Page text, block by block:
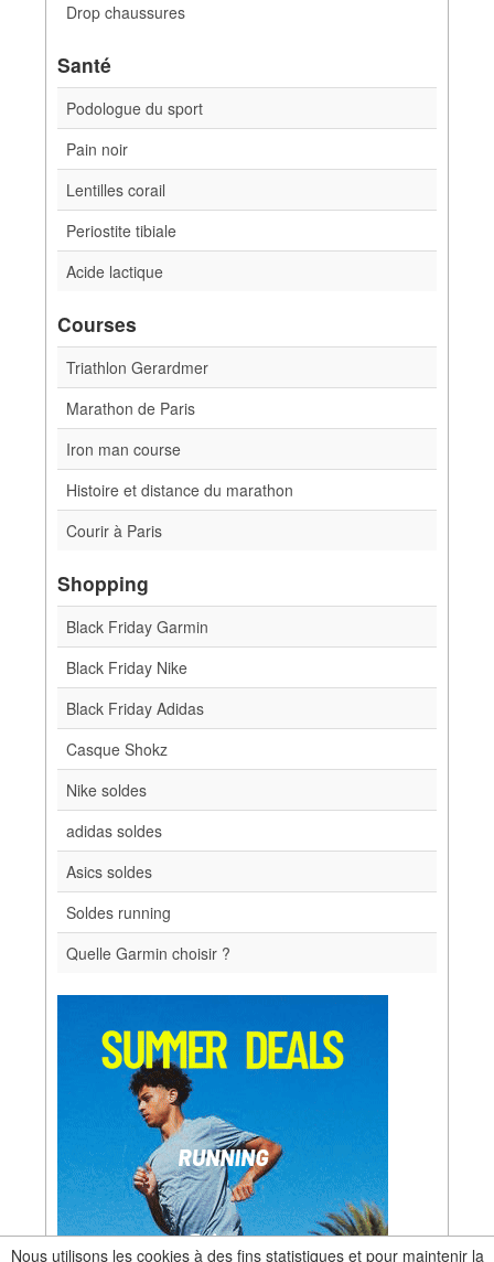
Nous utilisons les cookies à des fins statistiques et pour maintenir la
Drop chaussures
Santé
Podologue du sport
Pain noir
Lentilles corail
Periostite tibiale
Acide lactique
Courses
Triathlon Gerardmer
Marathon de Paris
Iron man course
Histoire et distance du marathon
Courir à Paris
Shopping
Black Friday Garmin
Black Friday Nike
Black Friday Adidas
Casque Shokz
Nike soldes
adidas soldes
Asics soldes
Soldes running
Quelle Garmin choisir ?